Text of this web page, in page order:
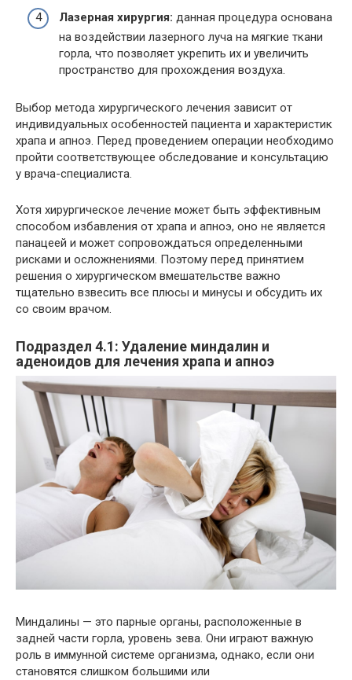
Лазерная хирургия: данная процедура основана
на воздействии лазерного луча на мягкие ткани
горла, что позволяет укрепить их и увеличить
пространство для прохождения воздуха.
Выбор метода хирургического лечения зависит от
индивидуальных особенностей пациента и характеристик
храпа и апноэ. Перед проведением операции необходимо
пройти соответствующее обследование и консультацию
у врача-специалиста.
Хотя хирургическое лечение может быть эффективным
способом избавления от храпа и апноэ, оно не является
панацеей и может сопровождаться определенными
рисками и осложнениями. Поэтому перед принятием
решения о хирургическом вмешательстве важно
тщательно взвесить все плюсы и минусы и обсудить их
со своим врачом.
Подраздел 4.1: Удаление миндалин и
аденоидов для лечения храпа и апноэ
Миндалины — это парные органы, расположенные в
задней части горла, уровень зева. Они играют важную
роль в иммунной системе организма, однако, если они
становятся слишком большими или